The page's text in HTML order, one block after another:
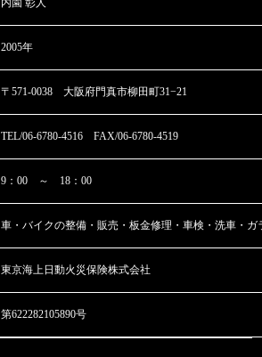
内園 彰人
2005年
〒571-0038 大阪府門真市柳田町31−21
TEL/06-6780-4516 FAX/06-6780-4519
9：00 ～ 18：00
車・バイクの整備・販売・板金修理・車検・洗車・
東京海上日動火災保険株式会社
第622282105890号